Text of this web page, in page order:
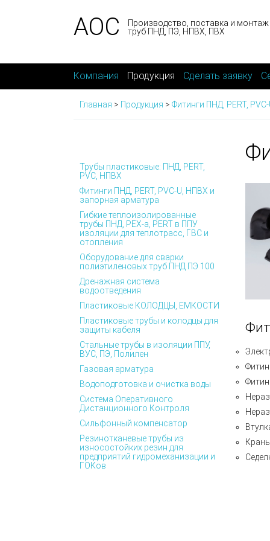
АОС
Производство, поставка и монтаж
труб ПНД, ПЭ, НПВХ, ПВХ
Компания Продукция Сделать заявку
Главная > Продукция > Фитинги ПНД, PERT,
Трубы пластиковые: ПНД, PERT,
PVC, НПВХ
Фитинги ПНД, PERT, PVC-U, НПВХ и
запорная арматура
Гибкие теплоизолированные
трубы ПНД, PEX-а, PERT в ППУ
изоляции для теплотрасс, ГВС и
отопления
Оборудование для сварки
полиэтиленовых труб ПНД ПЭ 100
Дренажная система
водоотведения
Пластиковые КОЛОДЦЫ, ЕМКОСТИ
Пластиковые трубы и колодцы для
защиты кабеля
Стальные трубы в изоляции ППУ,
ВУС, ПЭ, Полилен
Газовая арматура
Водоподготовка и очистка воды
Система Оперативного
Дистанционного Контроля
Сильфонный компенсатор
Резинотканевые трубы из
износостойких резин для
предприятий гидромеханизации и
ГОКов